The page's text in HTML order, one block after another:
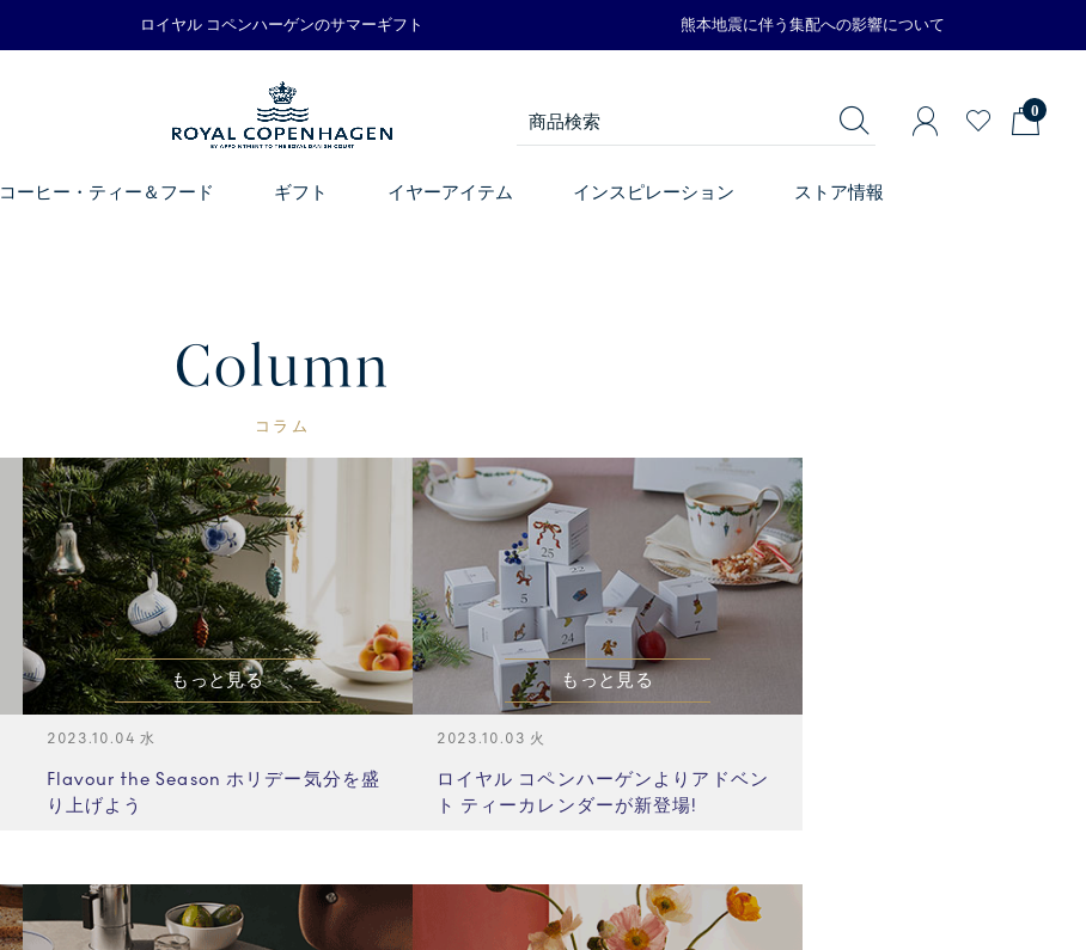
ロイヤル コペンハーゲンのサマーギフト 熊本地震に伴う集配への影響について
0
コーヒー・ティー＆フード ギフト イヤーアイテム インスピレーション ストア情報
Column
コラム
もっと見る
2023.10.04 水
Flavour the Season ホリデー気分を盛
り上げよう
もっと見る
2023.10.03 火
ロイヤル コペンハーゲンよりアドベン
ト ティーカレンダーが新登場!